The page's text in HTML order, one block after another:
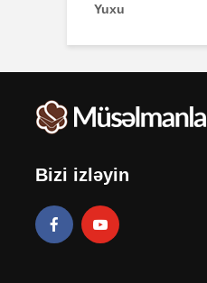
Yuxu
Bizi izləyin